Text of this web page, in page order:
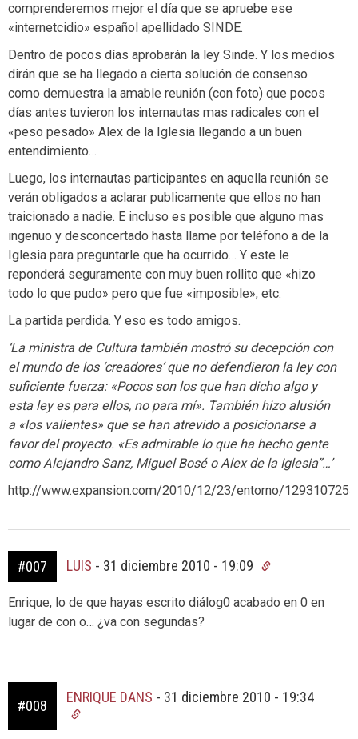
comprenderemos mejor el día que se apruebe ese
«internetcidio» español apellidado SINDE.
Dentro de pocos días aprobarán la ley Sinde. Y los medios
dirán que se ha llegado a cierta solución de consenso
como demuestra la amable reunión (con foto) que pocos
días antes tuvieron los internautas mas radicales con el
«peso pesado» Alex de la Iglesia llegando a un buen
entendimiento…
Luego, los internautas participantes en aquella reunión se
verán obligados a aclarar publicamente que ellos no han
traicionado a nadie. E incluso es posible que alguno mas
ingenuo y desconcertado hasta llame por teléfono a de la
Iglesia para preguntarle que ha ocurrido… Y este le
reponderá seguramente con muy buen rollito que «hizo
todo lo que pudo» pero que fue «imposible», etc.
La partida perdida. Y eso es todo amigos.
‘La ministra de Cultura también mostró su decepción con
el mundo de los ‘creadores’ que no defendieron la ley con
suficiente fuerza: «Pocos son los que han dicho algo y
esta ley es para ellos, no para mí». También hizo alusión
a «los valientes» que se han atrevido a posicionarse a
favor del proyecto. «Es admirable lo que ha hecho gente
como Alejandro Sanz, Miguel Bosé o Alex de la Iglesia”…’
http://www.expansion.com/2010/12/23/entorno/
#007 LUIS - 31 diciembre 2010 - 19:09
Enrique, lo de que hayas escrito diálog0 acabado en 0 en
lugar de con o… ¿va con segundas?
#008
ENRIQUE DANS - 31 diciembre 2010 - 19:34